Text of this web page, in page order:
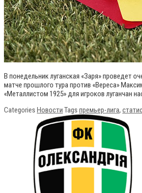
В понедельник луганская «Заря» проведет
матче прошлого тура против «Вереса»
«Металлистом 1925» для игроков луганчан
Categories Новости Tags премьер-лига,